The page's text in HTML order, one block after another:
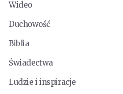
Wideo
Duchowość
Biblia
Świadectwa
Ludzie i inspiracje